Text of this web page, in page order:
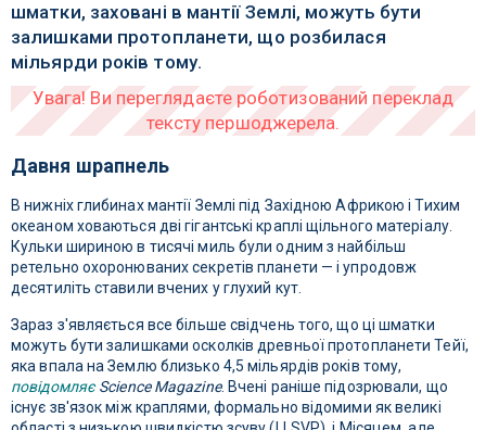
шматки, заховані в мантії Землі, можуть бути
залишками протопланети, що розбилася
мільярди років тому.
Давня шрапнель
В нижніх глибинах мантії Землі під Західною Африкою і Тихим
океаном ховаються дві гігантські краплі щільного матеріалу.
Кульки шириною в тисячі миль були одним з найбільш
ретельно охоронюваних секретів планети — і упродовж
десятиліть ставили вчених у глухий кут.
Зараз з'являється все більше свідчень того, що ці шматки
можуть бути залишками осколків древньої протопланети Тейї,
яка впала на Землю близько 4,5 мільярдів років тому,
повідомляє Science Magazine. Вчені раніше підозрювали, що
існує зв'язок між краплями, формально відомими як великі